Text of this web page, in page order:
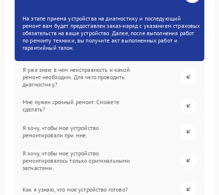
На этапе приема устройства на диагностику и последующий
ремонт вам будет предоставлен заказ-наряд с указанием страховых
обязательств на ваше устройство. Далее, после выполнения работ
по ремонту техники, вы получите акт выполненных работ и
гарантийный талон.
Я уже знаю в чем неисправность и какой
ремонт необходим. Для чего проводить
диагностику?
Мне нужен срочный ремонт. Сможете
сделать?
Я хочу, чтобы мое устройство
ремонтировали при мне.
Я хочу, чтобы мое устройство
ремонтировалось только оригинальными
запчастями.
Как я узнаю, что мое устройство готово?